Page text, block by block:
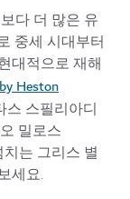
다 더 많은 유
중세 시대부터
대적으로 재해
Heston
스 스필리아디
밀로스
는 그리스 별
세요.